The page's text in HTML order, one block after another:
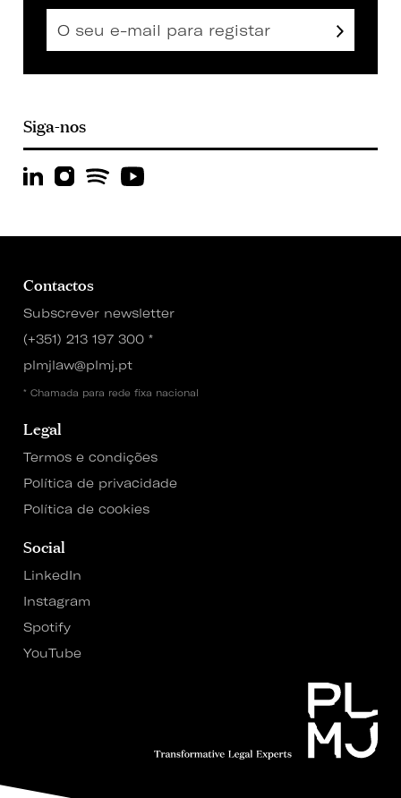
Siga-nos
Contactos
Subscrever newsletter
(+351) 213 197 300 *
plmjlaw@plmj.pt
* Chamada para rede fixa nacional
Legal
Termos e condições
Política de privacidade
Política de cookies
Social
LinkedIn
Instagram
Spotify
YouTube